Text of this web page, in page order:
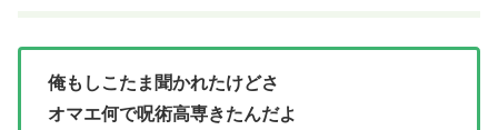
俺もしこたま聞かれたけどさ
オマエ何で呪術高専きたんだよ